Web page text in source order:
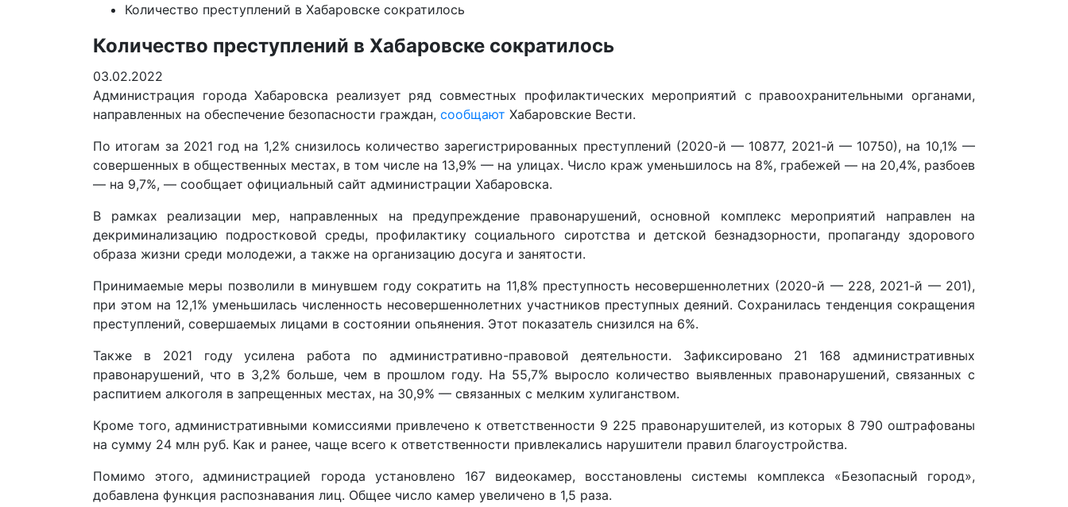
Количество преступлений в Хабаровске сократилось
Количество преступлений в Хабаровске сократилось
03.02.2022
Администрация города Хабаровска реализует ряд совместных профилактических мероприятий с правоохранительными органами,
направленных на обеспечение безопасности граждан, сообщают Хабаровские Вести.
По итогам за 2021 год на 1,2% снизилось количество зарегистрированных преступлений (2020-й — 10877, 2021-й — 10750), на 10,1% —
совершенных в общественных местах, в том числе на 13,9% — на улицах. Число краж уменьшилось на 8%, грабежей — на 20,4%, разбоев
— на 9,7%, — сообщает официальный сайт администрации Хабаровска.
В рамках реализации мер, направленных на предупреждение правонарушений, основной комплекс мероприятий направлен на
декриминализацию подростковой среды, профилактику социального сиротства и детской безнадзорности, пропаганду здорового
образа жизни среди молодежи, а также на организацию досуга и занятости.
Принимаемые меры позволили в минувшем году сократить на 11,8% преступность несовершеннолетних (2020-й — 228, 2021-й — 201),
при этом на 12,1% уменьшилась численность несовершеннолетних участников преступных деяний. Сохранилась тенденция сокращения
преступлений, совершаемых лицами в состоянии опьянения. Этот показатель снизился на 6%.
Также в 2021 году усилена работа по административно-правовой деятельности. Зафиксировано 21 168 административных
правонарушений, что в 3,2% больше, чем в прошлом году. На 55,7% выросло количество выявленных правонарушений, связанных с
распитием алкоголя в запрещенных местах, на 30,9% — связанных с мелким хулиганством.
Кроме того, административными комиссиями привлечено к ответственности 9 225 правонарушителей, из которых 8 790 оштрафованы
на сумму 24 млн руб. Как и ранее, чаще всего к ответственности привлекались нарушители правил благоустройства.
Помимо этого, администрацией города установлено 167 видеокамер, восстановлены системы комплекса «Безопасный город»,
добавлена функция распознавания лиц. Общее число камер увеличено в 1,5 раза.